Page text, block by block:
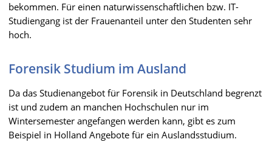
bekommen. Für einen naturwissenschaftlichen bzw. IT-
Studiengang ist der Frauenanteil unter den Studenten sehr
hoch.
Forensik Studium im Ausland
Da das Studienangebot für Forensik in Deutschland begrenzt
ist und zudem an manchen Hochschulen nur im
Wintersemester angefangen werden kann, gibt es zum
Beispiel in Holland Angebote für ein Auslandsstudium.